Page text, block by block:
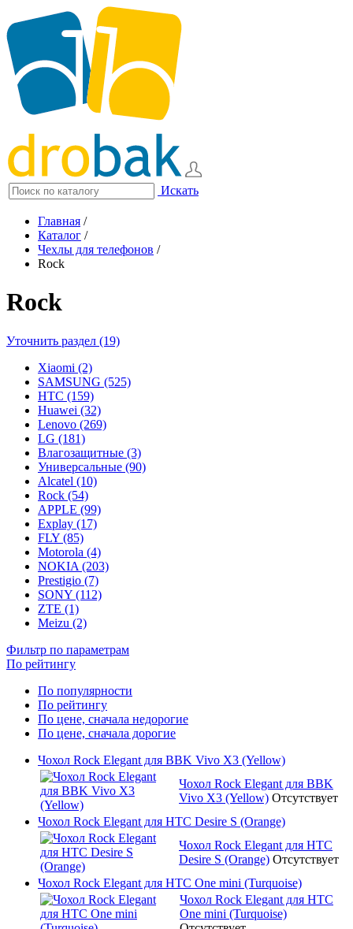
Искать
Главная /
Каталог /
Чехлы для телефонов /
Rock
Rock
Уточнить раздел (19)
Xiaomi (2)
SAMSUNG (525)
HTC (159)
Huawei (32)
Lenovo (269)
LG (181)
Влагозащитные (3)
Универсальные (90)
Alcatel (10)
Rock (54)
APPLE (99)
Explay (17)
FLY (85)
Motorola (4)
NOKIA (203)
Prestigio (7)
SONY (112)
ZTE (1)
Meizu (2)
Фильтр по параметрам
По рейтингу
По популярности
По рейтингу
По цене, сначала недорогие
По цене, сначала дорогие
Чохол Rock Elegant для BBK Vivo X3 (Yellow)
Чохол Rock Elegant для BBK
Vivo X3 (Yellow) Отсутствует
Чохол Rock Elegant для HTC Desire S (Orange)
Чохол Rock Elegant для HTC
Desire S (Orange) Отсутствует
Чохол Rock Elegant для HTC One mini (Turquoise)
Чохол Rock Elegant для HTC
One mini (Turquoise)